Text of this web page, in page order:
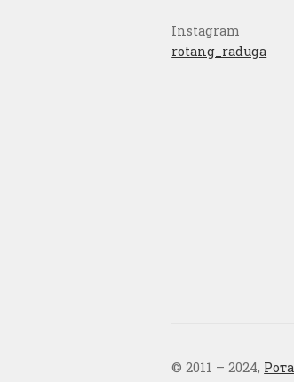
Instagram
rotang_raduga
© 2011 – 2024,